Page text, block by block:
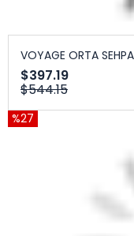
VOYAGE ORTA SEHPA
$397.19
$544.15
%27